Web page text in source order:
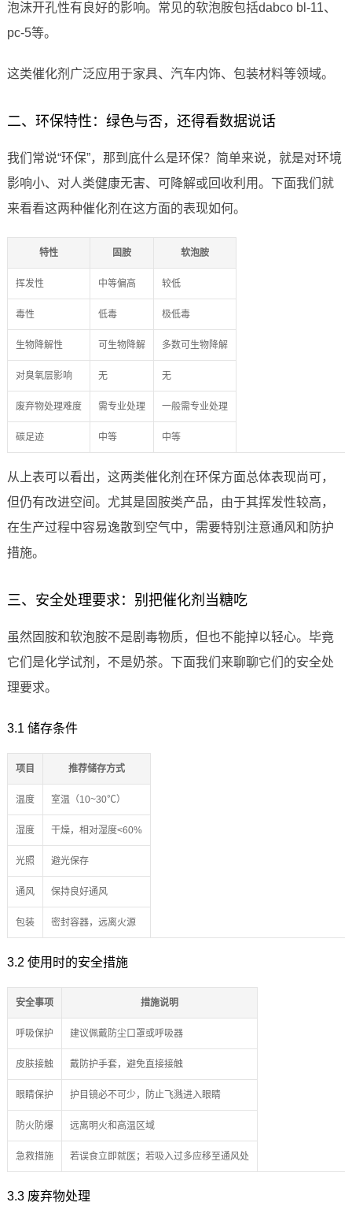
泡沫开孔性有良好的影响。常见的软泡胺包括dabco bl-11、
pc-5等。
这类催化剂广泛应用于家具、汽车内饰、包装材料等领域。
二、环保特性：绿色与否，还得看数据说话
我们常说“环保”，那到底什么是环保？简单来说，就是对环境
影响小、对人类健康无害、可降解或回收利用。下面我们就
来看看这两种催化剂在这方面的表现如何。
特性 固胺 软泡胺
挥发性 中等偏高 较低
毒性 低毒 极低毒
生物降解性 可生物降解 多数可生物降解
对臭氧层影响 无 无
废弃物处理难度 需专业处理 一般需专业处理
碳足迹 中等 中等
从上表可以看出，这两类催化剂在环保方面总体表现尚可，
但仍有改进空间。尤其是固胺类产品，由于其挥发性较高，
在生产过程中容易逸散到空气中，需要特别注意通风和防护
措施。
三、安全处理要求：别把催化剂当糖吃
虽然固胺和软泡胺不是剧毒物质，但也不能掉以轻心。毕竟
它们是化学试剂，不是奶茶。下面我们来聊聊它们的安全处
理要求。
3.1 储存条件
项目 推荐储存方式
温度 室温（10~30℃）
湿度 干燥，相对湿度<60%
光照 避光保存
通风 保持良好通风
包装 密封容器，远离火源
3.2 使用时的安全措施
安全事项 措施说明
呼吸保护 建议佩戴防尘口罩或呼吸器
皮肤接触 戴防护手套，避免直接接触
眼睛保护 护目镜必不可少，防止飞溅进入眼睛
防火防爆 远离明火和高温区域
急救措施 若误食立即就医；若吸入过多应移至通风处
3.3 废弃物处理